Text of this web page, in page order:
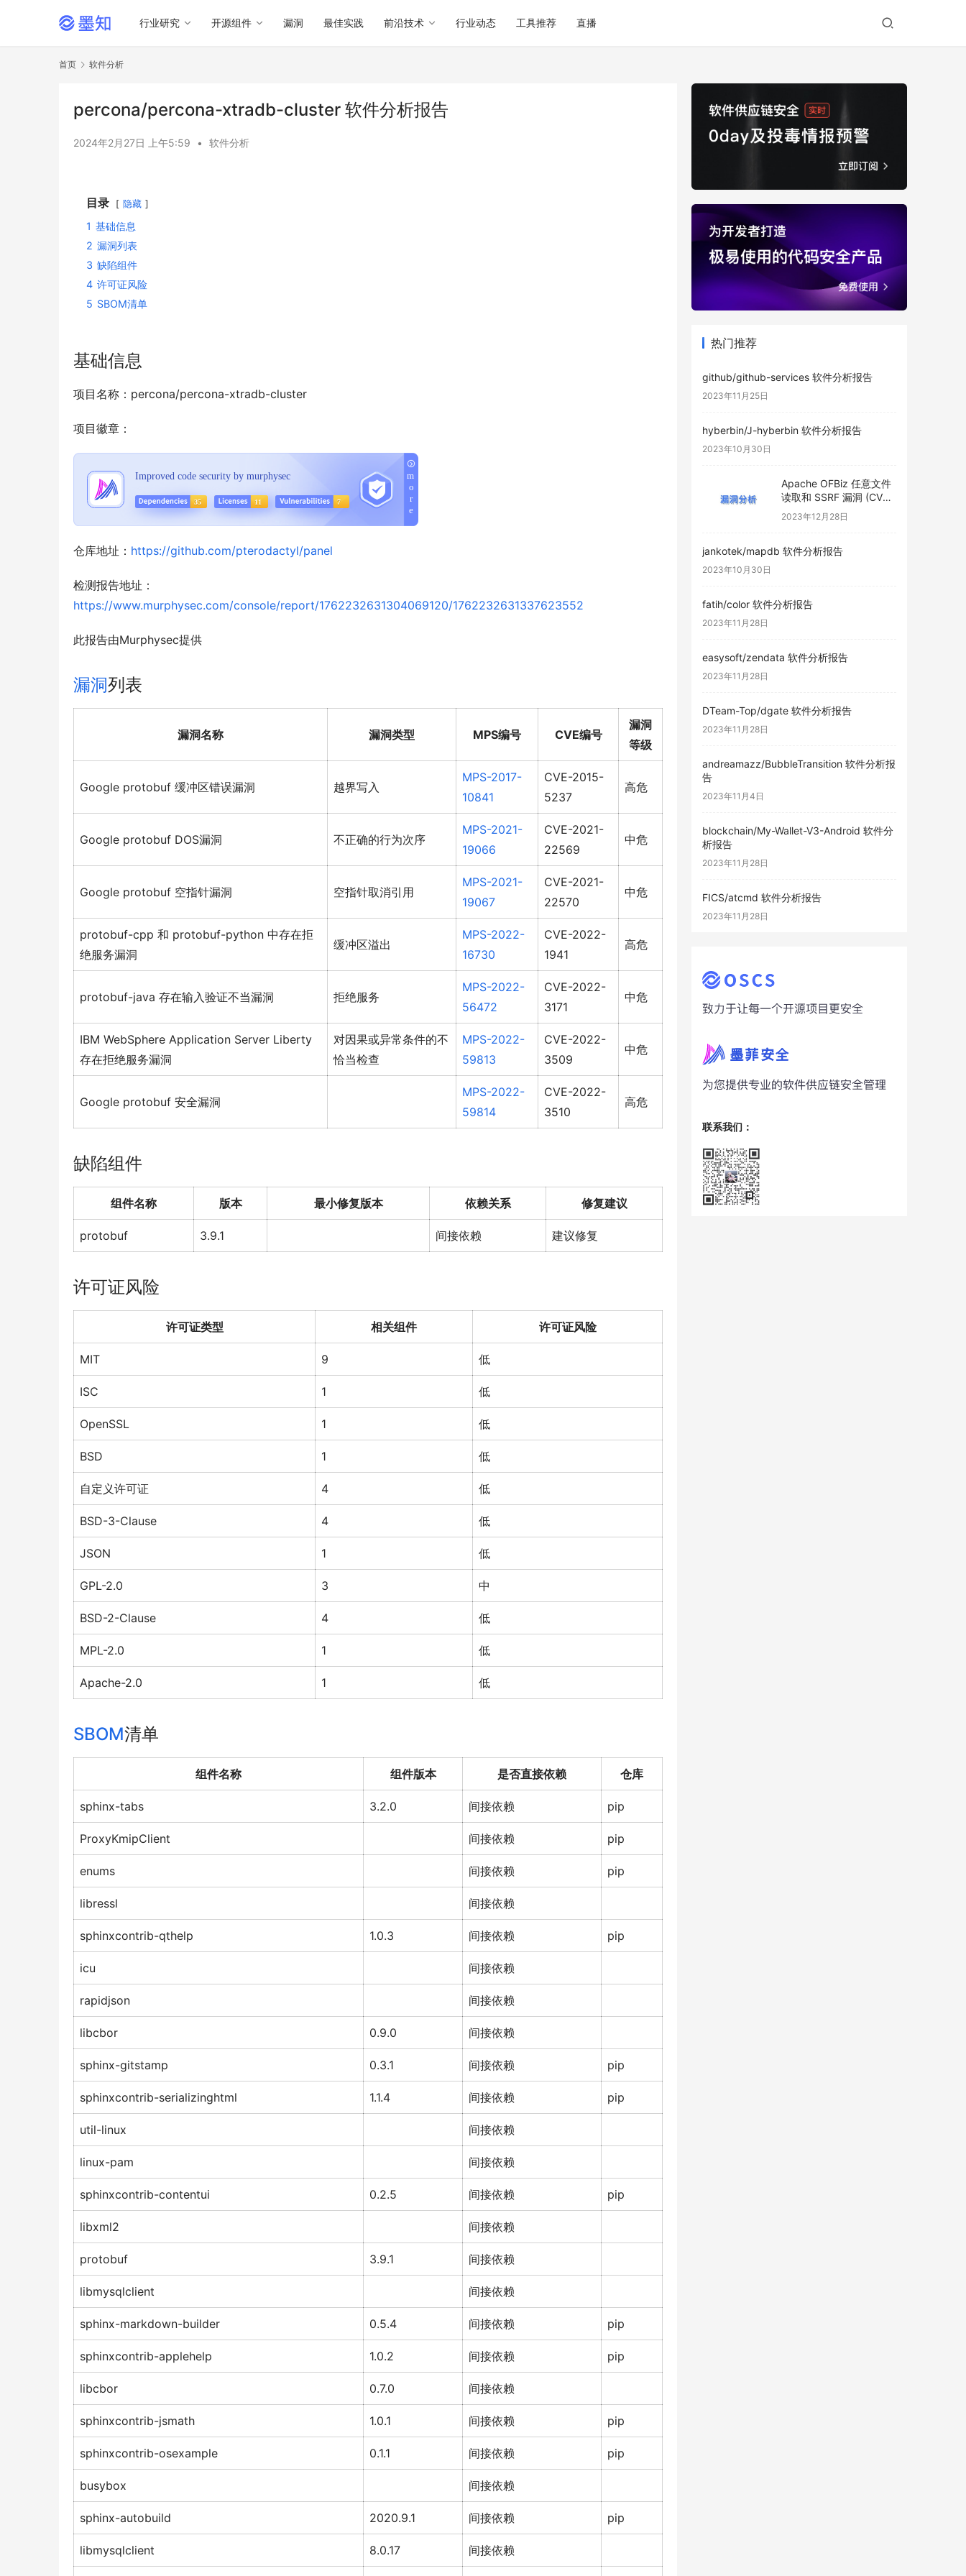
行业研究 开源组件 漏洞 最佳实践 前沿技术 行业动态 工具推荐 直播
首页 软件分析
percona/percona-xtradb-cluster 软件分析报告
2024年2月27日 上午5:59 • 软件分析
目录 隐藏
1 基础信息
2 漏洞列表
3 缺陷组件
4 许可证风险
5 SBOM清单
基础信息
项目名称：percona/percona-xtradb-cluster
项目徽章：
仓库地址： https://github.com/pterodactyl/panel
检测报告地址：
https://www.murphysec.com/console/report/1762232631304069120/1762232631337623552
此报告由Murphysec提供
漏洞列表
漏洞名称 漏洞类型 MPS编号 CVE编号
漏洞
等级
Google protobuf 缓冲区错误漏洞 越界写入
MPS-2017-
10841
CVE-2015-
5237
高危
Google protobuf DOS漏洞 不正确的行为次序
MPS-2021-
19066
CVE-2021-
22569
中危
Google protobuf 空指针漏洞 空指针取消引用
MPS-2021-
19067
CVE-2021-
22570
中危
protobuf-cpp 和 protobuf-python 中存在拒
绝服务漏洞
缓冲区溢出
MPS-2022-
16730
CVE-2022-
1941
高危
protobuf-java 存在输入验证不当漏洞 拒绝服务
MPS-2022-
56472
CVE-2022-
3171
中危
IBM WebSphere Application Server Liberty
存在拒绝服务漏洞
对因果或异常条件的不
恰当检查
MPS-2022-
59813
CVE-2022-
3509
中危
Google protobuf 安全漏洞
MPS-2022-
59814
CVE-2022-
3510
高危
缺陷组件
组件名称 版本 最小修复版本 依赖关系 修复建议
protobuf 3.9.1 间接依赖 建议修复
许可证风险
许可证类型 相关组件 许可证风险
MIT 9 低
ISC 1 低
OpenSSL 1 低
BSD 1 低
自定义许可证 4 低
BSD-3-Clause 4 低
JSON 1 低
GPL-2.0 3 中
BSD-2-Clause 4 低
MPL-2.0 1 低
Apache-2.0 1 低
SBOM清单
组件名称 组件版本 是否直接依赖 仓库
sphinx-tabs 3.2.0 间接依赖 pip
ProxyKmipClient 间接依赖 pip
enums 间接依赖 pip
libressl 间接依赖
sphinxcontrib-qthelp 1.0.3 间接依赖 pip
icu 间接依赖
rapidjson 间接依赖
libcbor 0.9.0 间接依赖
sphinx-gitstamp 0.3.1 间接依赖 pip
sphinxcontrib-serializinghtml 1.1.4 间接依赖 pip
util-linux 间接依赖
linux-pam 间接依赖
sphinxcontrib-contentui 0.2.5 间接依赖 pip
libxml2 间接依赖
protobuf 3.9.1 间接依赖
libmysqlclient 间接依赖
sphinx-markdown-builder 0.5.4 间接依赖 pip
sphinxcontrib-applehelp 1.0.2 间接依赖 pip
libcbor 0.7.0 间接依赖
sphinxcontrib-jsmath 1.0.1 间接依赖 pip
sphinxcontrib-osexample 0.1.1 间接依赖 pip
busybox 间接依赖
sphinx-autobuild 2020.9.1 间接依赖 pip
libmysqlclient 8.0.17 间接依赖
热门推荐
github/github-services 软件分析报告
2023年11月25日
hyberbin/J-hyberbin 软件分析报告
2023年10月30日
Apache OFBiz 任意文件
读取和 SSRF 漏洞 (CVE-
2023-50968)
2023年12月28日
jankotek/mapdb 软件分析报告
2023年10月30日
fatih/color 软件分析报告
2023年11月28日
easysoft/zendata 软件分析报告
2023年11月28日
DTeam-Top/dgate 软件分析报告
2023年11月28日
andreamazz/BubbleTransition 软件分析报
告
2023年11月4日
blockchain/My-Wallet-V3-Android 软件分
析报告
2023年11月28日
FICS/atcmd 软件分析报告
2023年11月28日
联系我们：